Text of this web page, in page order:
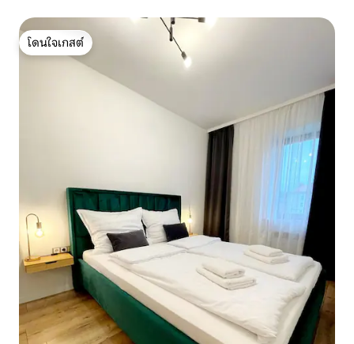
โดนใจเกสต์
โดนใจเกสต์